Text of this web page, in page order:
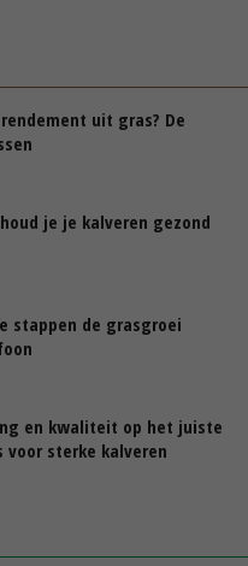
uit gras? De
je je kalveren gezond
stappen de grasgroei
en kwaliteit op het juiste
voor sterke kalveren